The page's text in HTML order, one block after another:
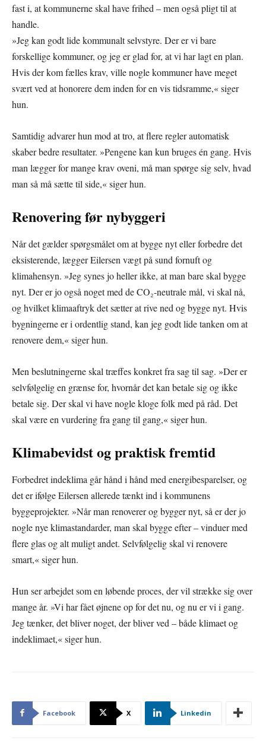
fast i, at kommunerne skal have frihed – men også pligt til at
handle.
»Jeg kan godt lide kommunalt selvstyre. Der er vi bare
forskellige kommuner, og jeg er glad for, at vi har lagt en plan.
Hvis der kom fælles krav, ville nogle kommuner have meget
svært ved at honorere dem inden for en vis tidsramme,« siger
hun.
Samtidig advarer hun mod at tro, at flere regler automatisk
skaber bedre resultater. »Pengene kan kun bruges én gang. Hvis
man lægger for mange krav oveni, må man spørge sig selv, hvad
man så må sætte til side,« siger hun.
Renovering før nybyggeri
Når det gælder spørgsmålet om at bygge nyt eller forbedre det
eksisterende, lægger Eilersen vægt på sund fornuft og
klimahensyn. »Jeg synes jo heller ikke, at man bare skal bygge
nyt. Der er jo også noget med de CO₂-neutrale mål, vi skal nå,
og hvilket klimaaftryk det sætter at rive ned og bygge nyt. Hvis
bygningerne er i ordentlig stand, kan jeg godt lide tanken om at
renovere dem,« siger hun.
Men beslutningerne skal træffes konkret fra sag til sag. »Der er
selvfølgelig en grænse for, hvornår det kan betale sig og ikke
betale sig. Der skal vi have nogle kloge folk med på råd. Det
skal være en vurdering fra gang til gang,« siger hun.
Klimabevidst og praktisk fremtid
Forbedret indeklima går hånd i hånd med energibesparelser, og
det er ifølge Eilersen allerede tænkt ind i kommunens
byggeprojekter. »Når man renoverer og bygger nyt, så er der jo
nogle nye klimastandarder, man skal bygge efter – vinduer med
flere glas og alt muligt andet. Selvfølgelig skal vi renovere
smart,« siger hun.
Hun ser arbejdet som en løbende proces, der vil strække sig over
mange år. »Vi har fået øjnene op for det nu, og nu er vi i gang.
Jeg tænker, det bliver noget, der bliver ved – både klimaet og
indeklimaet,« siger hun.
Facebook X Linkedin